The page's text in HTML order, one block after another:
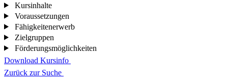
Kursinhalte
Voraussetzungen
Fähigkeitenerwerb
Zielgruppen
Förderungsmöglichkeiten
Download Kursinfo
Zurück zur Suche